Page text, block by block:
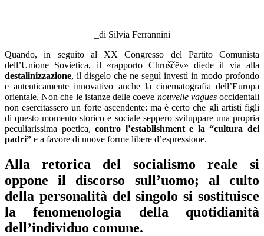
_di Silvia Ferrannini
Quando, in seguito al XX Congresso del Partito Comunista
dell’Unione Sovietica, il «rapporto Chruščëv» diede il via alla
destalinizzazione, il disgelo che ne seguì investì in modo profondo
e autenticamente innovativo anche la cinematografia dell’Europa
orientale. Non che le istanze delle coeve nouvelle vaguesoccidentali
non esercitassero un forte ascendente: ma è certo che gli artisti figli
di questo momento storico e sociale seppero sviluppare una propria
peculiarissima poetica,contro l’establishment e la “cultura dei
padri” e a favore di nuove forme libere d’espressione.
Alla retorica del socialismo reale si
oppone il discorso sull’uomo; al culto
della personalità del singolo si sostituisce
la fenomenologia della quotidianità
dell’individuo comune.